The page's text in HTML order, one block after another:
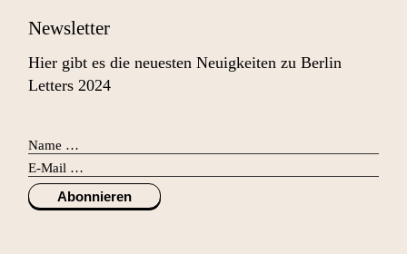
Newsletter
Hier gibt es die neuesten Neuigkeiten zu Berlin
Letters 2024
Abonnieren